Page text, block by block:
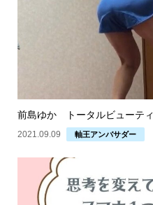
前島ゆか トータルビューテ
2021.09.09 軸王アンバサダー